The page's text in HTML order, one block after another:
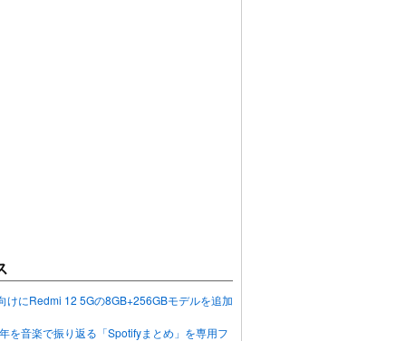
けにRedmi 12 5Gの8GB+256GBモデルを追加
を音楽で振り返る「Spotifyまとめ」を専用フ